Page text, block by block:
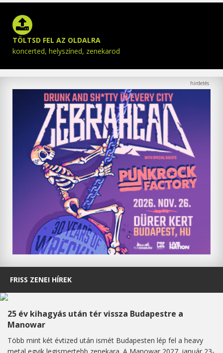
TÖLTSD FEL AZ OLDALRA
koncerted, helyszíned, zenekarod
FRISS ZENEI HÍREK
25 év kihagyás után tér vissza Budapestre a
Manowar
Több mint két évtized után ismét Budapesten lép fel a heavy